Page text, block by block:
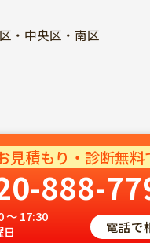
・中央区・南区
見積もり・診断無料
888-
～ 17:30
日 電話で